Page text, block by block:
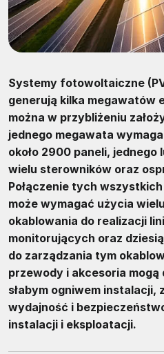
Systemy fotowoltaiczne
generują kilka megawatów
można w przybliżeniu
jednego megawata
około 2900 paneli,
wielu sterowników oraz
Połączenie tych
może wymagać użycia
okablowania do realizacji
monitorujących oraz
do zarządzania tym
przewody i akcesoria mogą
słabym ogniwem instalacji,
wydajność i
instalacji i eksploatacji.